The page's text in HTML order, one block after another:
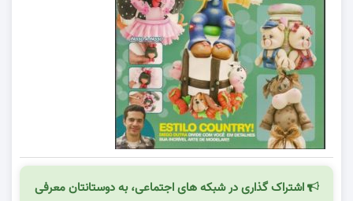
اشتراک گذاری در شبکه های اجتماعی، به دوستانتان معرفی